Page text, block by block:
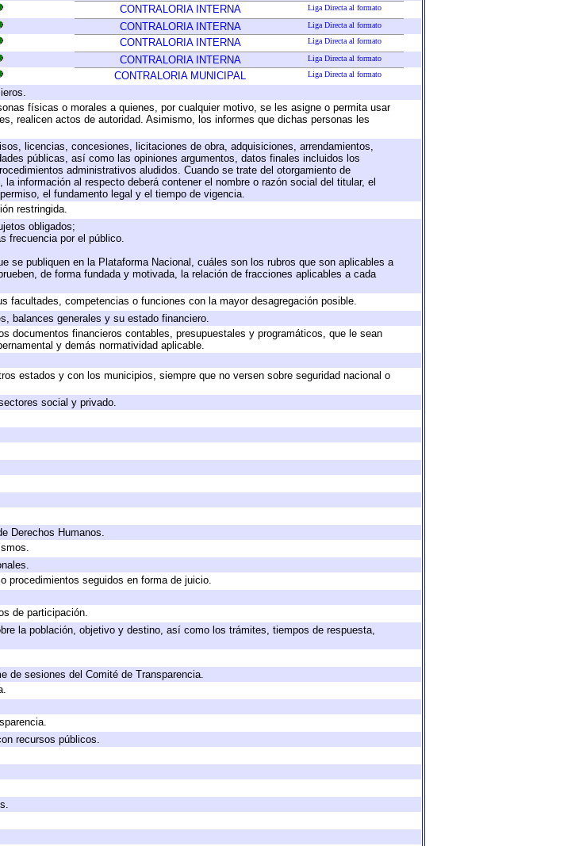
CONTRALORIA INTERNA Liga Directa al formato
CONTRALORIA INTERNA Liga Directa al formato
CONTRALORIA INTERNA Liga Directa al formato
CONTRALORIA INTERNA Liga Directa al formato
CONTRALORIA MUNICIPAL Liga Directa al formato
físicas o morales a quienes, por cualquier motivo, se les asigne o permita usar
realicen actos de autoridad. Asimismo, los informes que dichas personas les
licencias, concesiones, licitaciones de obra, adquisiciones, arrendamientos,
públicas, así como las opiniones argumentos, datos finales incluidos los
administrativos aludidos. Cuando se trate del otorgamiento de
información al respecto deberá contener el nombre o razón social del titular, el
el fundamento legal y el tiempo de vigencia.
restringida.
obligados;
frecuencia por el público.
se publiquen en la Plataforma Nacional, cuáles son los rubros que son aplicables a
de forma fundada y motivada, la relación de fracciones aplicables a cada
competencias o funciones con la mayor desagregación posible.
balances generales y su estado financiero.
documentos financieros contables, presupuestales y programáticos, que le sean
y demás normatividad aplicable.
estados y con los municipios, siempre que no versen sobre seguridad nacional o
social y privado.
Derechos Humanos.
procedimientos seguidos en forma de juicio.
de participación.
la población, objetivo y destino, así como los trámites, tiempos de respuesta,
de sesiones del Comité de Transparencia.
recursos públicos.